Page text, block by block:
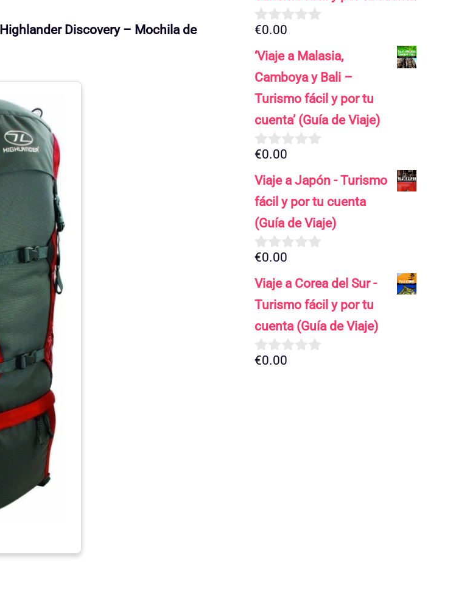
Highlander Discovery – Mochila de
0
e
5
€0.00
‘Viaje a Malasia,
Camboya y Bali –
Turismo fácil y por tu
cuenta’ (Guía de Viaje)
0
e
5
€0.00
Viaje a Japón - Turismo
fácil y por tu cuenta
(Guía de Viaje)
0
e
5
€0.00
Viaje a Corea del Sur -
Turismo fácil y por tu
cuenta (Guía de Viaje)
0
€0.00